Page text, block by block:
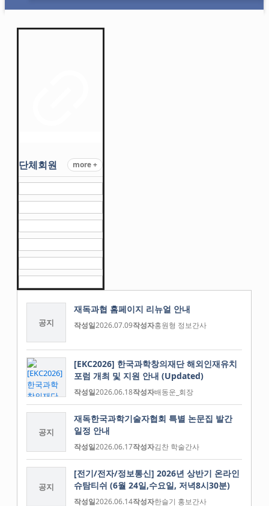
단체회원 more +
공지
재독과협 홈페이지 리뉴얼 안내
작성일2026.07.09작성자홍원형 정보간사
[EKC2026] 한국과학창의재단 해외인재유치
포럼 개최 및 지원 안내 (Updated)
작성일2026.06.18작성자배동운_회장
공지
재독한국과학기술자협회 특별 논문집 발간
일정 안내
작성일2026.06.17작성자김찬 학술간사
공지
[전기/전자/정보통신] 2026년 상반기 온라인
슈탐티쉬 (6월 24일,수요일, 저녁8시30분)
작성일2026.06.14작성자한슬기 홍보간사